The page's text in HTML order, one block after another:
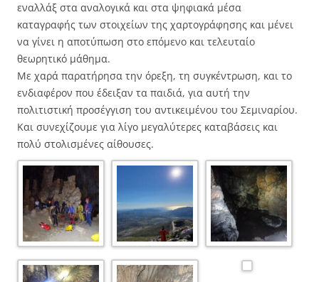
εναλλάξ στα αναλογικά και στα ψηφιακά μέσα
καταγραφής των στοιχείων της χαρτογράφησης και μένει
να γίνει η αποτύπωση στο επόμενο και τελευταίο
θεωρητικό μάθημα.
Με χαρά παρατήρησα την όρεξη, τη συγκέντρωση, και το
ενδιαφέρον που έδειξαν τα παιδιά, για αυτή την
πολιτιστική προσέγγιση του αντικειμένου του Σεμιναρίου.
Και συνεχίζουμε για λίγο μεγαλύτερες καταβάσεις και
πολύ στολισμένες αίθουσες.